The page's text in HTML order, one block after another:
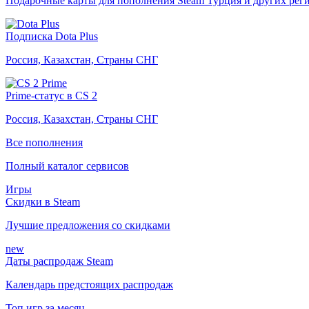
Подписка Dota Plus
Россия, Казахстан, Страны СНГ
Prime-статус в CS 2
Россия, Казахстан, Страны СНГ
Все пополнения
Полный каталог сервисов
Игры
Скидки в Steam
Лучшие предложения со скидками
new
Даты распродаж Steam
Календарь предстоящих распродаж